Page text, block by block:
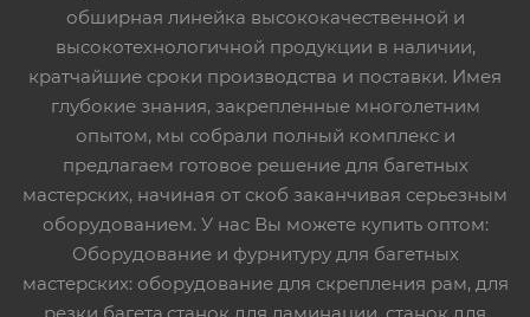
обширная линейка высококачественной и
высокотехнологичной продукции в наличии,
кратчайшие сроки производства и поставки. Имея
глубокие знания, закрепленные многолетним
опытом, мы собрали полный комплекс и
предлагаем готовое решение для багетных
мастерских, начиная от скоб заканчивая серьезным
оборудованием. У нас Вы можете купить оптом:
Оборудование и фурнитуру для багетных
мастерских: оборудование для скрепления рам, для